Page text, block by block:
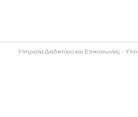
Υπηρεσία Διαδικτύου και Επικοινωνίας -